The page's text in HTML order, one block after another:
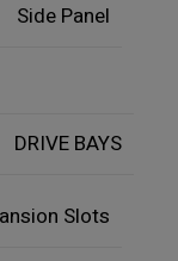
Side Panel
DRIVE BAYS
Slots